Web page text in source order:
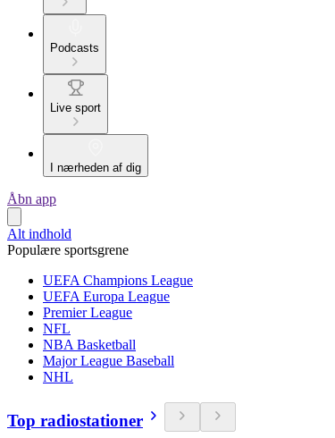
Podcasts
Live sport
I nærheden af dig
Åbn app
Alt indhold
Populære sportsgrene
UEFA Champions League
UEFA Europa League
Premier League
NFL
NBA Basketball
Major League Baseball
NHL
Top radiostationer